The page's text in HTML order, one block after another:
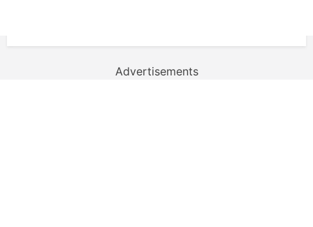
Advertisements